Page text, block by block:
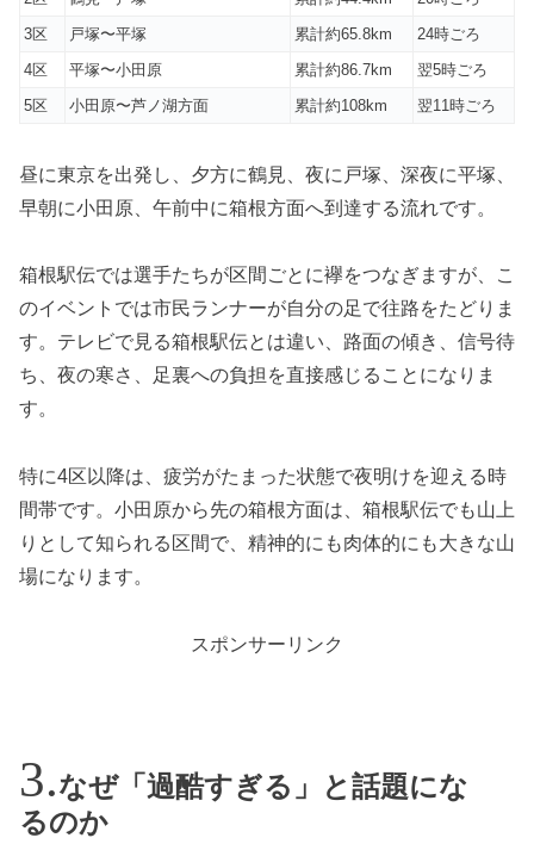
3区
戸塚〜平塚 累計約65.8km
24時ごろ
4区
平塚〜小田原 累計約86.7km
翌5時ごろ
5区
小田原〜芦ノ湖方面 累計約108km 翌11時ごろ
昼に東京を出発し、夕方に鶴見、夜に戸塚、深夜に平塚、
早朝に小田原、午前中に箱根方面へ到達する流れです。
箱根駅伝では選手たちが区間ごとに襷をつなぎますが、こ
のイベントでは市民ランナーが自分の足で往路をたどりま
す。テレビで見る箱根駅伝とは違い、路面の傾き、信号待
ち、夜の寒さ、足裏への負担を直接感じることになりま
す。
特に4区以降は、疲労がたまった状態で夜明けを迎える時
間帯です。小田原から先の箱根方面は、箱根駅伝でも山上
りとして知られる区間で、精神的にも肉体的にも大きな山
場になります。
スポンサーリンク
なぜ「過酷すぎる」と話題にな
るのか